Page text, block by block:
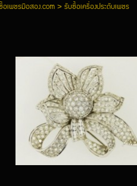
อเพชรมือสอง.com> รับซื้อเครื่องประดับเพชร